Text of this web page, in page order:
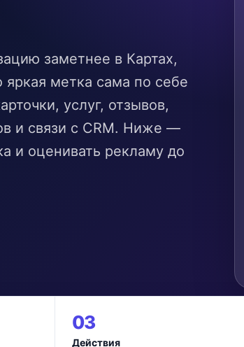
заметнее в Картах,
метка сама по себе
услуг, отзывов,
и связи с CRM. Ниже —
и оценивать рекламу до
03
Действия